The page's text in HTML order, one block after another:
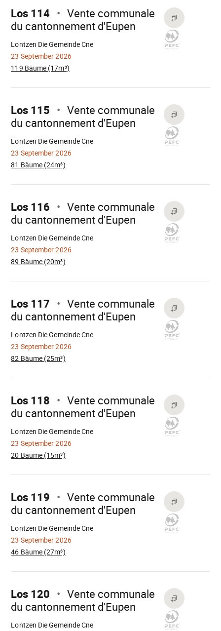
Los 114
Vente communale
du cantonnement d'Eupen
23 September 2026
Lontzen Die Gemeinde Cne
119 Bäume (17m³)
Wird
Mach
Los 115
Vente communale
du cantonnement d'Eupen
23 September 2026
Lontzen Die Gemeinde Cne
81 Bäume (24m³)
Wird
Mach
Los 116
Vente communale
du cantonnement d'Eupen
23 September 2026
Lontzen Die Gemeinde Cne
89 Bäume (20m³)
Wird
Mach
Los 117
Vente communale
du cantonnement d'Eupen
23 September 2026
Lontzen Die Gemeinde Cne
82 Bäume (25m³)
Wird
Mach
Los 118
Vente communale
du cantonnement d'Eupen
23 September 2026
Lontzen Die Gemeinde Cne
20 Bäume (15m³)
Wird
Mach
Los 119
Vente communale
du cantonnement d'Eupen
23 September 2026
Lontzen Die Gemeinde Cne
46 Bäume (27m³)
Wird
Mach
Los 120
Vente communale
du cantonnement d'Eupen
Lontzen Die Gemeinde Cne
Wird